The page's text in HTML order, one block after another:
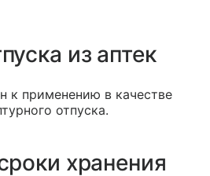
из аптек
к применению в качестве
отпуска.
хранения